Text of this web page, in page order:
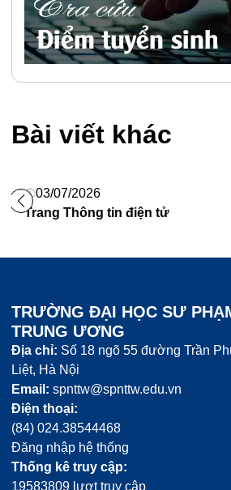
Bài viết khác
03/07/2026
Trang Thông tin điện tử
TRƯỜNG ĐẠI HỌC SƯ
TRUNG ƯƠNG
Địa chỉ: Số 18 ngõ 55 đường Trần
Liệt, Hà Nội
Email: spnttw@spnttw.edu.vn
Điện thoại:
(84) 024.38544468
Đăng nhập hệ thống
Thống kê truy cập:
19583809 lượt truy cập